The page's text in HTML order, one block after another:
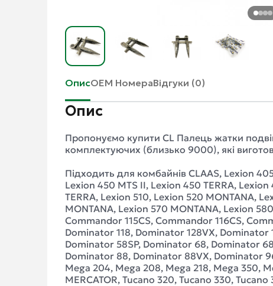
ОписОЕМ НомераВідгуки (0)
Опис
Пропонуємо купити CL Палець жатки
комплектуючих (близько 9000), які
Підходить для комбайнів CLAAS, Lexion
Lexion 450 MTS II, Lexion 450 TERRA,
TERRA, Lexion 510, Lexion 520 MONTANA,
MONTANA, Lexion 570 MONTANA, Lexion
Commandor 115CS, Commandor 116CS,
Dominator 118, Dominator 128VX,
Dominator 58SP, Dominator 68, Dominator
Dominator 88, Dominator 88VX, Dominator
Mega 204, Mega 208, Mega 218, Mega 350,
MERCATOR, Tucano 320, Tucano 330,